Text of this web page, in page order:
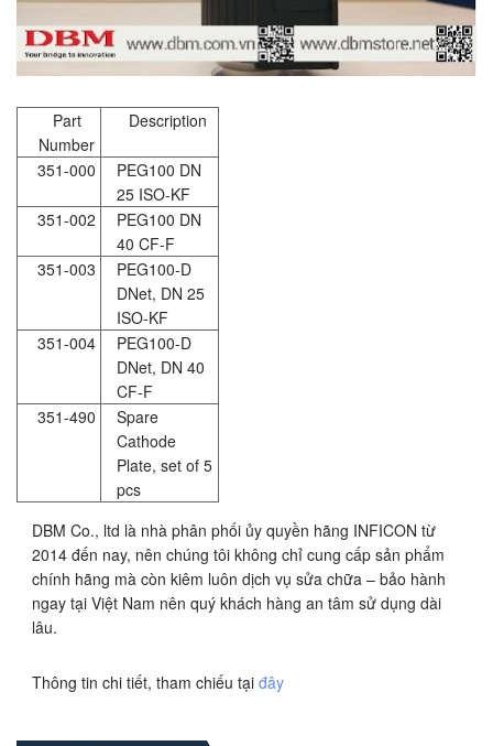
Part
Number
Description
351-000
PEG100 DN
25 ISO-KF
351-002
PEG100 DN
40 CF-F
351-003
PEG100-D
DNet, DN 25
ISO-KF
351-004
PEG100-D
DNet, DN 40
CF-F
351-490
Spare
Cathode
Plate, set of 5
pcs
DBM Co., ltd là nhà phân phối ủy quyền hãng INFICON từ
2014 đến nay, nên chúng tôi không chỉ cung cấp sản phẩm
chính hãng mà còn kiêm luôn dịch vụ sửa chữa – bảo hành
ngay tại Việt Nam nên quý khách hàng an tâm sử dụng dài
lâu.
Thông tin chi tiết, tham chiếu tại đây